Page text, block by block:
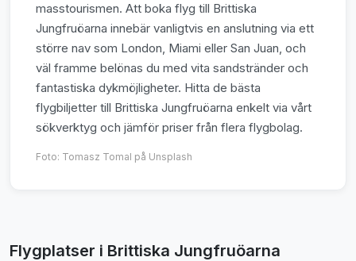
masstourismen. Att boka flyg till Brittiska
Jungfruöarna innebär vanligtvis en anslutning via ett
större nav som London, Miami eller San Juan, och
väl framme belönas du med vita sandstränder och
fantastiska dykmöjligheter. Hitta de bästa
flygbiljetter till Brittiska Jungfruöarna enkelt via vårt
sökverktyg och jämför priser från flera flygbolag.
Foto: Tomasz Tomal på Unsplash
Flygplatser i Brittiska Jungfruöarna